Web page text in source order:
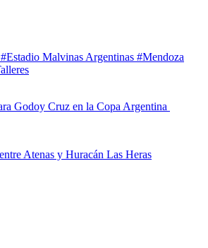
#Estadio Malvinas Argentinas #Mendoza
Godoy Cruz en la Copa Argentina
Atenas y Huracán Las Heras